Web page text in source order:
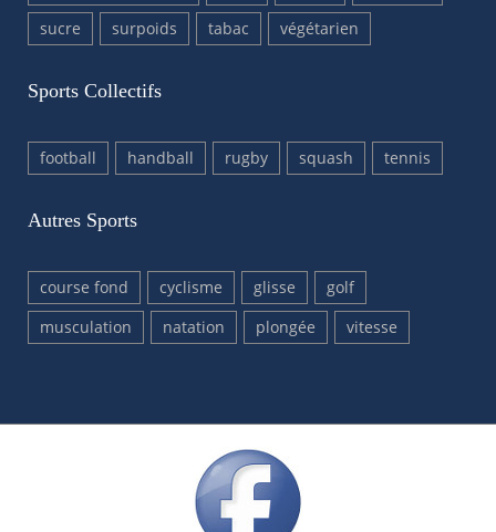
sucre
surpoids tabac végétarien
Sports Collectifs
football handball rugby squash tennis
Autres Sports
course fond cyclisme glisse
golf
musculation
natation plongée vitesse